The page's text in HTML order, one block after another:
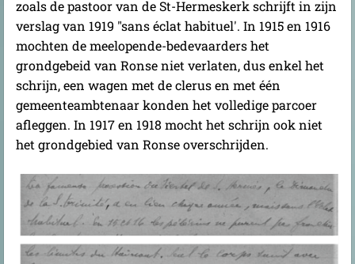
zoals de pastoor van de St-Hermeskerk schrijft in zijn
verslag van 1919 "sans éclat habituel'. In 1915 en 1916
mochten de meelopende-bedevaarders het
grondgebeid van Ronse niet verlaten, dus enkel het
schrijn, een wagen met de clerus en met één
gemeenteambtenaar konden het volledige parcoer
afleggen. In 1917 en 1918 mocht het schrijn ook niet
het grondgebied van Ronse overschrijden.